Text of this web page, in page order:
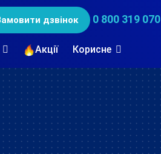
дзвінок 0 800 319 070
Акції Корисне